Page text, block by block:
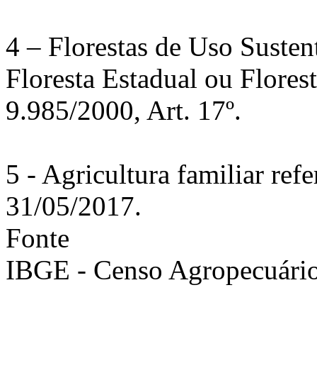
4 – Florestas de Uso
Floresta Estadual ou
9.985/2000, Art. 17º.
5 - Agricultura familiar
31/05/2017.
Fonte
IBGE - Censo